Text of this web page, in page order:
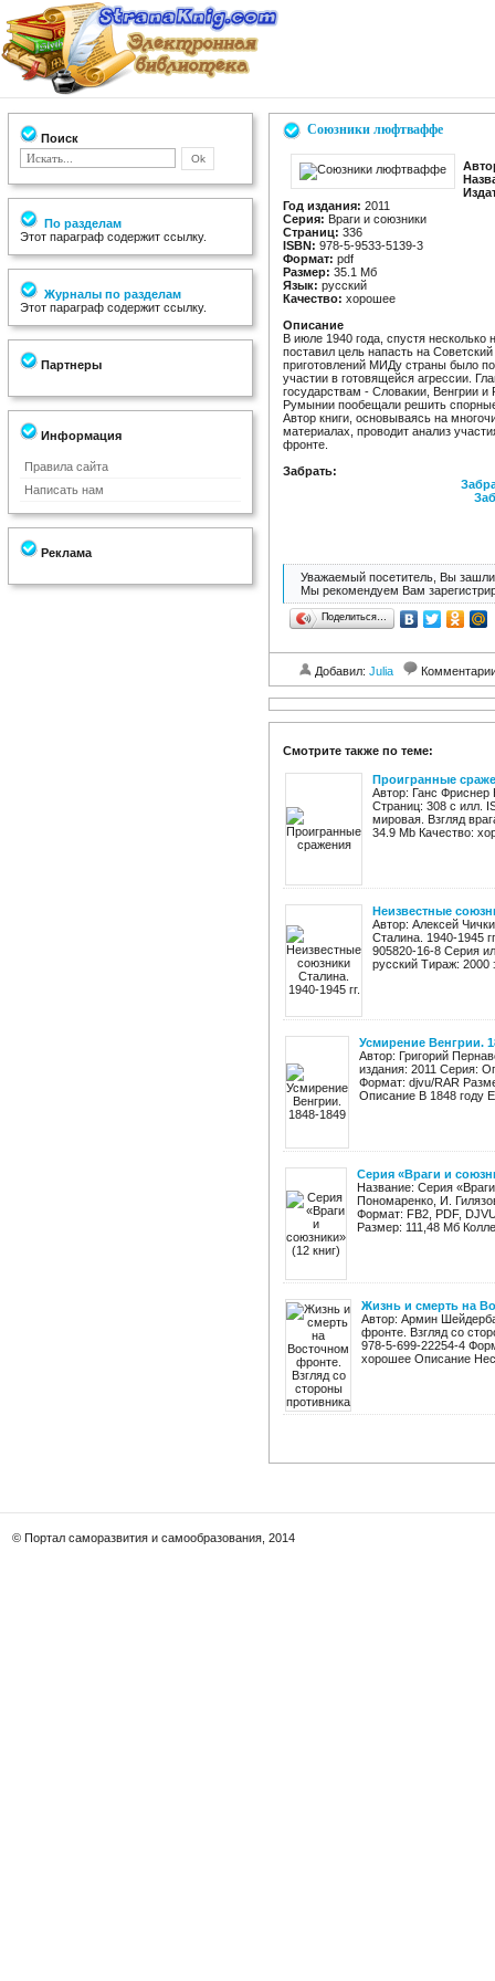
Поиск
По разделам
Этот параграф содержит ссылку.
Журналы по разделам
Этот параграф содержит ссылку.
Партнеры
Информация
Правила сайта
Написать нам
Реклама
Союзники люфтваффе
Год издания: 2011
Серия: Враги и союзники
Страниц: 336
ISBN: 978-5-9533-5139-3
Формат: pdf
Размер: 35.1 Мб
Язык: русский
Качество: хорошее
Описание
В июле 1940 года, спустя
поставил цель напасть на
приготовлений МИДу страны было
участии в готовящейся агрессии.
государствам - Словакии, Венгрии
Румынии пообещали решить
Автор книги, основываясь на
материалах, проводит анализ
фронте.
Забрать:
Уважаемый посетитель, Вы зашли
Мы рекомендуем Вам
Поделиться…
Добавил: Julia
Смотрите также по теме:
Проигранные
Автор: Ганс Фриснер
Страниц: 308 с илл.
мировая. Взгляд
34.9 Mb Качество:
Неизвестные
Автор: Алексей
Сталина. 1940-1945
905820-16-8 Серия
русский Тираж: 2000
Усмирение Венгрии.
Автор: Григорий
издания: 2011 Серия:
Формат: djvu/RAR
Описание В 1848 году
Серия «Враги и
Название: Серия
Пономаренко, И.
Формат: FB2, PDF,
Размер: 111,48 Мб
Жизнь и смерть на
Автор: Армин
фронте. Взгляд со
978-5-699-22254-4
хорошее Описание
© Портал саморазвития и самообразования, 2014